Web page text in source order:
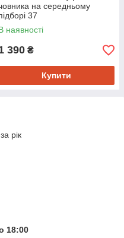
на середньому
37
наявності
390 ₴
Купити
рік
18:00